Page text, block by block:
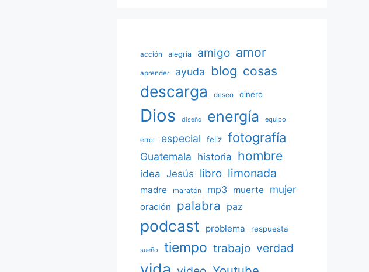
acción alegría amigo amor
aprender ayuda blog cosas
descarga deseo dinero
Dios diseño energía equipo
error especial feliz fotografía
Guatemala historia hombre
idea Jesús libro limonada
madre maratón mp3 muerte mujer
oración palabra paz
podcast problema respuesta
sueño tiempo trabajo verdad